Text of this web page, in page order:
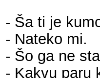
- Ša ti je
- Nateko mi.
- Šo ga ne
- Kakvu paru